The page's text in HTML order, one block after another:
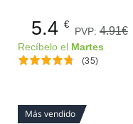
5.4 €
PVP: 4.91€
Recíbelo el Martes
(35)
Más vendido